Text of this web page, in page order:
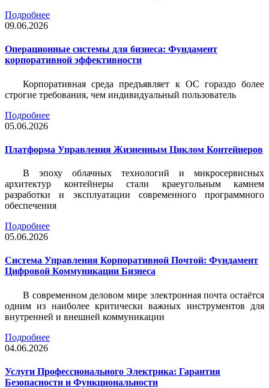
Подробнее
09.06.2026
Операционные системы для бизнеса: Фундамент
корпоративной эффективности
Корпоративная среда предъявляет к ОС гораздо более
строгие требования, чем индивидуальный пользователь
Подробнее
05.06.2026
Платформа Управления Жизненным Циклом Контейнеров
В эпоху облачных технологий и микросервисных
архитектур контейнеры стали краеугольным камнем
разработки и эксплуатации современного программного
обеспечения
Подробнее
05.06.2026
Система Управления Корпоративной Почтой: Фундамент
Цифровой Коммуникации Бизнеса
В современном деловом мире электронная почта остаётся
одним из наиболее критически важных инструментов для
внутренней и внешней коммуникации
Подробнее
04.06.2026
Услуги Профессионального Электрика: Гарантия
Безопасности и Функциональности